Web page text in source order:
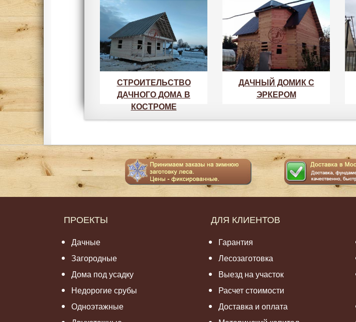
СТРОИТЕЛЬСТВО
ДАЧНОГО ДОМА В
КОСТРОМЕ
ДАЧНЫЙ ДОМИК С
ЭРКЕРОМ
ПРОЕКТЫ
Дачные
Загородные
Дома под усадку
Недорогие срубы
Одноэтажные
ДЛЯ КЛИЕНТОВ
Гарантия
Лесозаготовка
Выезд на участок
Расчет стоимости
Доставка и оплата